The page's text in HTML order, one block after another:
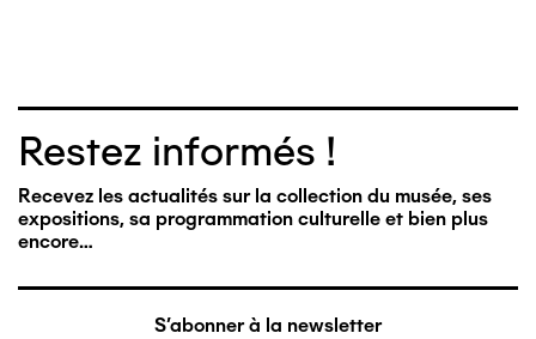
Restez informés !
Recevez les actualités sur la collection du musée, ses
expositions, sa programmation culturelle et bien plus
encore…
S'abonner à la newsletter